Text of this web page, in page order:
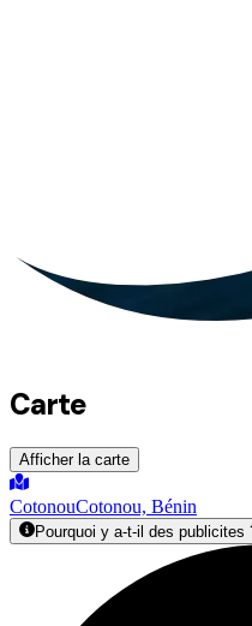
Carte
Afficher la carte
CotonouCotonou, Bénin
Pourquoi y a-t-il des publicites